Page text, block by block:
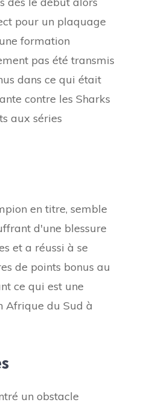
pour un plaquage
formation
pas été transmis
dans ce qui était
contre les Sharks
aux séries
en titre, semble
d'une blessure
et a réussi à se
de points bonus au
ce qui est une
Afrique du Sud à
un obstacle